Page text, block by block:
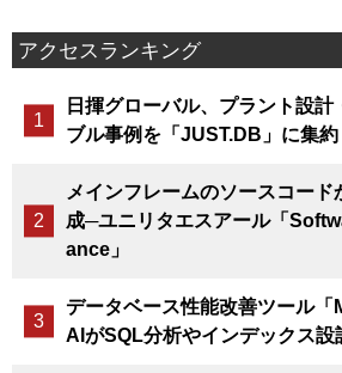
アクセスランキング
日揮グローバル、プラント設計
ブル事例を「JUST.DB」に集約
メインフレームのソースコード
成─ユニリタエスアール「
ance」
データベース性能改善ツール「
AIがSQL分析やインデックス設